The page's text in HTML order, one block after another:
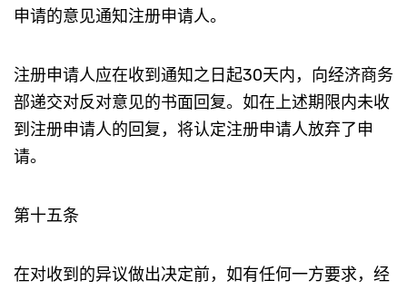
申请的意见通知注册申请人。
注册申请人应在收到通知之日起30天内，向经济商务
部递交对反对意见的书面回复。如在上述期限内未收
到注册申请人的回复，将认定注册申请人放弃了申
请。
第十五条
在对收到的异议做出决定前，如有任何一方要求，经